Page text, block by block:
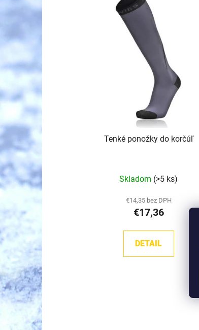
Tenké ponožky do korčúľ
hodnotenie
produktu
je
z
Skladom (>5 ks)
€14,35 bez DPH
€17,36
DETAIL